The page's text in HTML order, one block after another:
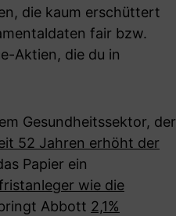
die kaum erschüttert
fair bzw.
Aktien, die du in
Gesundheitssektor, der
52 Jahren erhöht der
Papier ein
wie die
Abbott 2,1%